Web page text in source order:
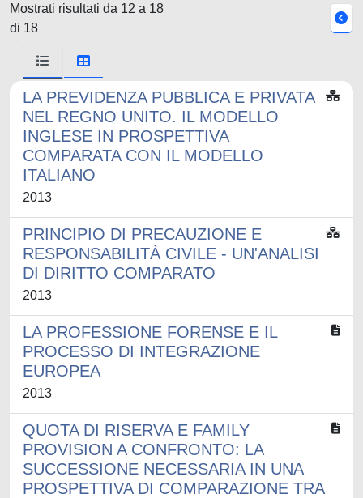
Mostrati risultati da 12 a 18
di 18
LA PREVIDENZA PUBBLICA E PRIVATA
NEL REGNO UNITO. IL MODELLO
INGLESE IN PROSPETTIVA
COMPARATA CON IL MODELLO
ITALIANO
2013
PRINCIPIO DI PRECAUZIONE E
RESPONSABILITÀ CIVILE - UN'ANALISI
DI DIRITTO COMPARATO
2013
LA PROFESSIONE FORENSE E IL
PROCESSO DI INTEGRAZIONE
EUROPEA
2013
QUOTA DI RISERVA E FAMILY
PROVISION A CONFRONTO: LA
SUCCESSIONE NECESSARIA IN UNA
PROSPETTIVA DI COMPARAZIONE TRA